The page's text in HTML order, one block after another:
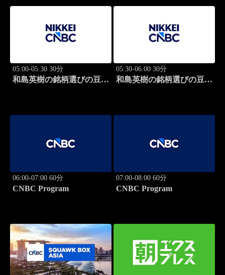
05:00-05:30 30分
和島英樹の銘柄選びの豆知
05:30-06:00 30分
和島英樹の銘柄選びの豆知
06:00-07:00 60分
CNBC Program
07:00-08:00 60分
CNBC Program